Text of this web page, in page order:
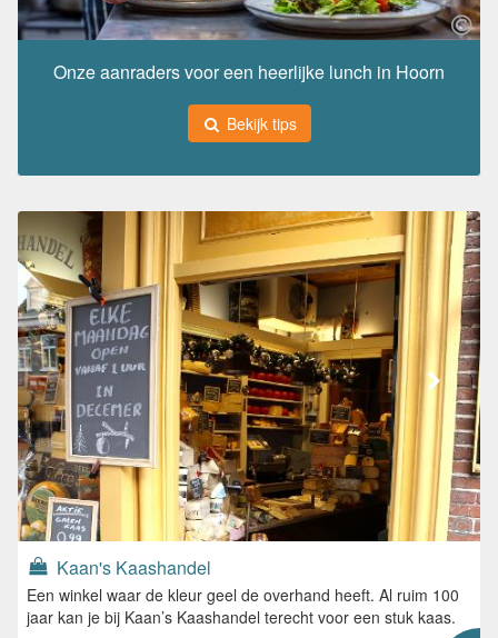
Onze aanraders voor een heerlijke lunch in Hoorn
Bekijk tips
Kaan's Kaashandel
Een winkel waar de kleur geel de overhand heeft. Al ruim 100
jaar kan je bij Kaan’s Kaashandel terecht voor een stuk kaas.